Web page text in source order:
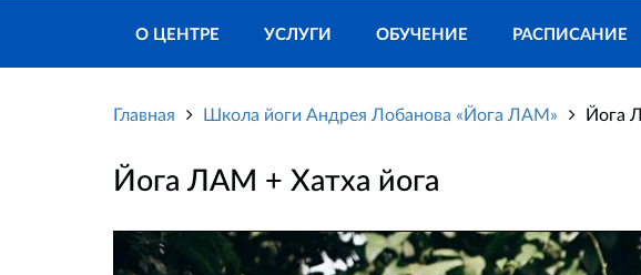
О ЦЕНТРЕ УСЛУГИ ОБУЧЕНИЕ РАСПИСАНИЕ
Главная Школа йоги Андрея Лобанова «Йога ЛАМ» Йога
Йога ЛАМ + Хатха йога